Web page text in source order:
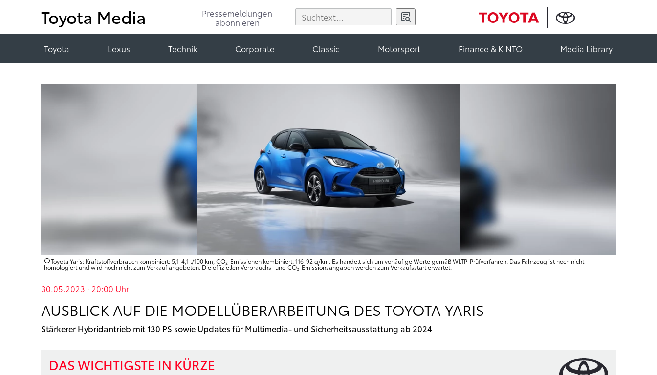
Toyota Media
Pressemeldungen
abonnieren
Toyota Lexus Technik Corporate Classic Motorsport Finance & KINTO Media Library
Toyota Yaris: Kraftstoffverbrauch kombiniert: 5,1-4,1 l/100 km, CO₂-Emissionen kombiniert: 116-92 g/km. Es handelt sich um vorläufige Werte gemäß WLTP-Prüfverfahren. Das Fahrzeug ist noch nicht
homologiert und wird noch nicht zum Verkauf angeboten. Die offiziellen Verbrauchs- und CO₂-Emissionsangaben werden zum Verkaufsstart erwartet.
30.05.2023 · 20:00 Uhr
AUSBLICK AUF DIE MODELLÜBERARBEITUNG DES TOYOTA YARIS
Stärkerer Hybridantrieb mit 130 PS sowie Updates für Multimedia- und Sicherheitsausstattung ab 2024
DAS WICHTIGSTE IN KÜRZE